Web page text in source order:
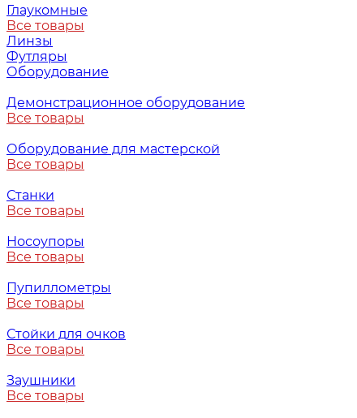
Глаукомные
Все товары
Линзы
Футляры
Оборудование
Демонстрационное оборудование
Все товары
Оборудование для мастерской
Все товары
Станки
Все товары
Носоупоры
Все товары
Пупиллометры
Все товары
Стойки для очков
Все товары
Заушники
Все товары